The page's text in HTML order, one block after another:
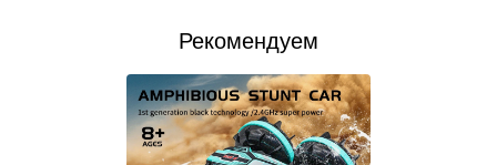
Рекомендуем